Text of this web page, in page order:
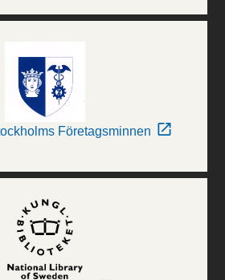
Företagsminnen